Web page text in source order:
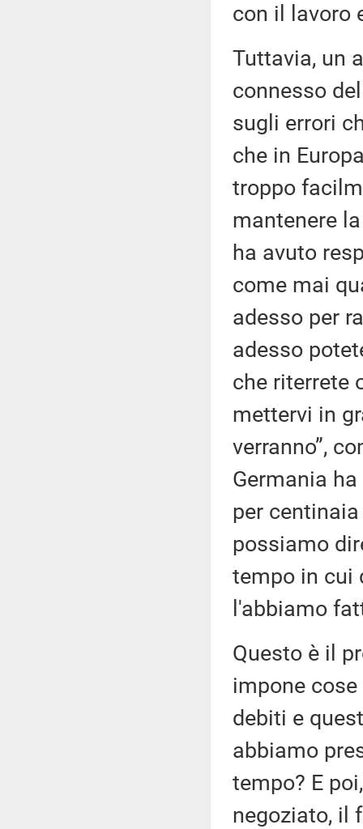
con il lavoro
Tuttavia, un
connesso
sugli errori
che in
troppo
mantenere
ha avuto
come mai
adesso per
adesso
che riterrete
mettervi in
verranno”,
Germania
per
possiamo
tempo in cui
l'abbiamo
Questo è il
impone
debiti e
abbiamo
tempo? E
negoziato, il